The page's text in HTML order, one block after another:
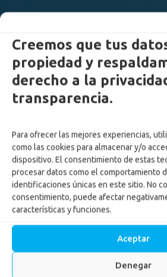
Creemos que tus
propiedad y
derecho a la
transparencia.
Para ofrecer las mejores experiencias,
como las cookies para almacenar y/o
dispositivo. El consentimiento de estas
procesar datos como el comportamiento
identificaciones únicas en este sitio. No
consentimiento, puede afectar
características y funciones.
Aceptar
Denegar